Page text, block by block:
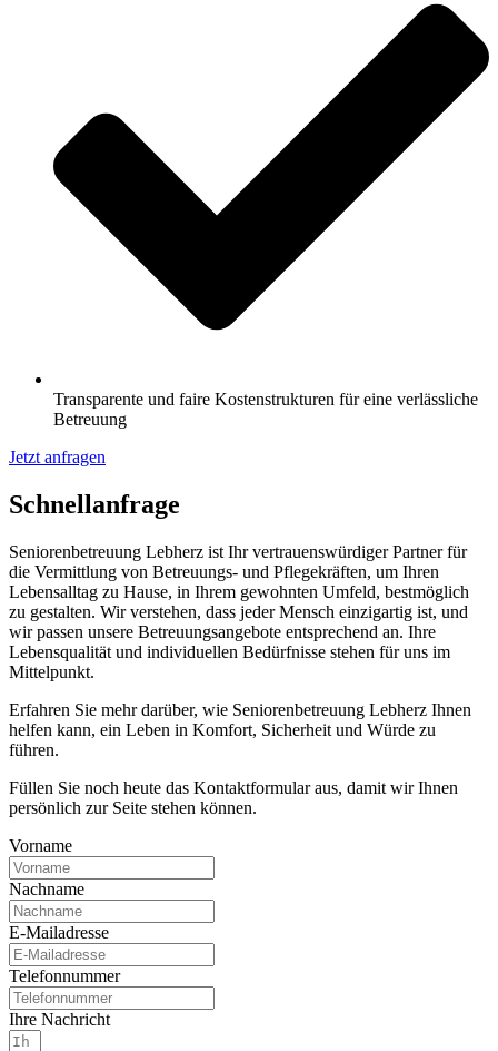
Transparente und faire Kostenstrukturen für eine verlässliche
Betreuung
Jetzt anfragen
Schnell­anfrage
Seniorenbetreuung Lebherz ist Ihr vertrauenswürdiger Partner für
die Vermittlung von Betreuungs- und Pflegekräften, um Ihren
Lebensalltag zu Hause, in Ihrem gewohnten Umfeld, bestmöglich
zu gestalten. Wir verstehen, dass jeder Mensch einzigartig ist, und
wir passen unsere Betreuungsangebote entsprechend an. Ihre
Lebensqualität und individuellen Bedürfnisse stehen für uns im
Mittelpunkt.
Erfahren Sie mehr darüber, wie Seniorenbetreuung Lebherz Ihnen
helfen kann, ein Leben in Komfort, Sicherheit und Würde zu
führen.
Füllen Sie noch heute das Kontaktformular aus, damit wir Ihnen
persönlich zur Seite stehen können.
Vorname
Nachname
E-Mailadresse
Telefonnummer
Ihre Nachricht